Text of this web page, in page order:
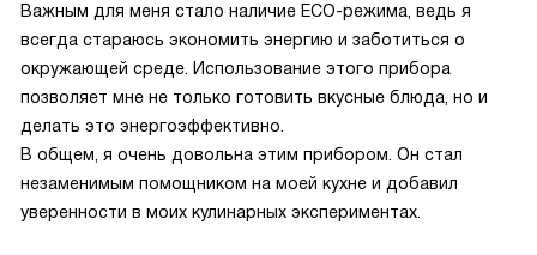
Важным для меня стало наличие ECO-режима, ведь я
всегда стараюсь экономить энергию и заботиться о
окружающей среде. Использование этого прибора
позволяет мне не только готовить вкусные блюда, но и
делать это энергоэффективно.
В общем, я очень довольна этим прибором. Он стал
незаменимым помощником на моей кухне и добавил
уверенности в моих кулинарных экспериментах.